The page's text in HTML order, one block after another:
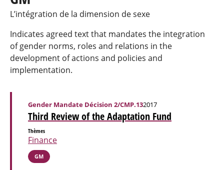
L’intégration de la dimension de sexe
Indicates agreed text that mandates the integration
of gender norms, roles and relations in the
development of actions and policies and
implementation.
Third Review of the Adaptation Fund
Gender Mandate Décision 2/CMP.132017
Thèmes
Finance
GM